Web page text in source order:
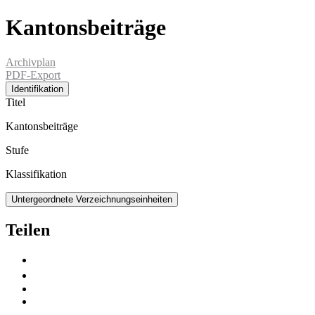
Kantonsbeiträge
Archivplan
PDF-Export
Identifikation
Titel
Kantonsbeiträge
Stufe
Klassifikation
Untergeordnete Verzeichnungseinheiten
Teilen